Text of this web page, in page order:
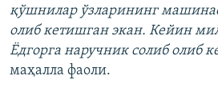
қўшнилар ўзларининг
олиб кетишган экан. Кейин
Ёдгорга наручник солиб олиб
маҳалла фаоли.